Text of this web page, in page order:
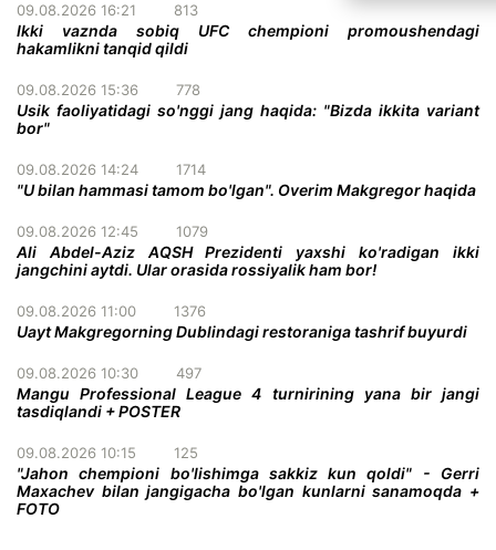
09.08.2026 16:21 813
Ikki vaznda sobiq UFC chempioni promoushendagi
hakamlikni tanqid qildi
09.08.2026 15:36 778
Usik faoliyatidagi so'nggi jang haqida: "Bizda ikkita variant
bor"
09.08.2026 14:24 1714
"U bilan hammasi tamom bo'lgan". Overim Makgregor haqida
09.08.2026 12:45 1079
Ali Abdel-Aziz AQSH Prezidenti yaxshi ko'radigan ikki
jangchini aytdi. Ular orasida rossiyalik ham bor!
09.08.2026 11:00 1376
Uayt Makgregorning Dublindagi restoraniga tashrif buyurdi
09.08.2026 10:30 497
Mangu Professional League 4 turnirining yana bir jangi
tasdiqlandi + POSTER
09.08.2026 10:15 125
"Jahon chempioni bo'lishimga sakkiz kun qoldi" - Gerri
Maxachev bilan jangigacha bo'lgan kunlarni sanamoqda +
FOTO